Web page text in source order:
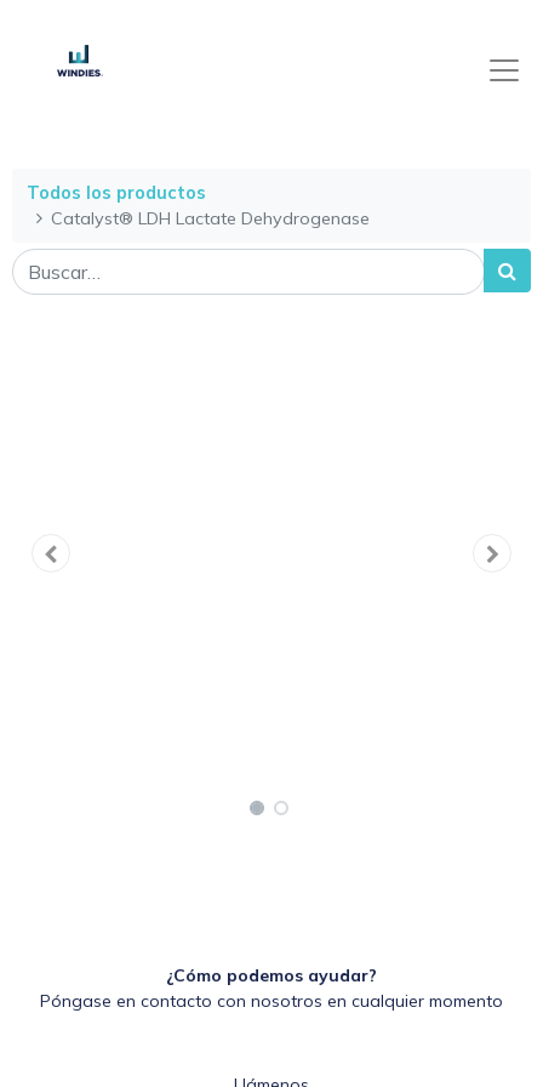
Todos los productos
Catalyst® LDH Lactate Dehydrogenase
¿Cómo podemos ayudar?
Póngase en contacto con nosotros en cualquier momento